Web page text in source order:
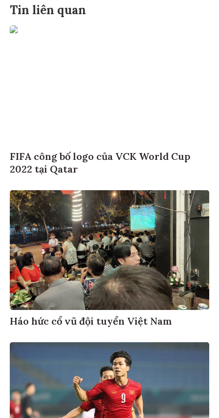
Tin liên quan
FIFA công bố logo của VCK World Cup
2022 tại Qatar
Háo hức cổ vũ đội tuyển Việt Nam